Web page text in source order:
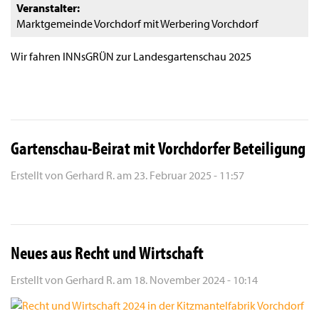
Veranstalter
Marktgemeinde Vorchdorf mit Werbering Vorchdorf
Wir fahren INNsGRÜN zur Landesgartenschau 2025
Gartenschau-Beirat mit Vorchdorfer Beteiligung
Erstellt von Gerhard R.am 23. Februar 2025 - 11:57
Neues aus Recht und Wirtschaft
Erstellt von Gerhard R.am 18. November 2024 - 10:14